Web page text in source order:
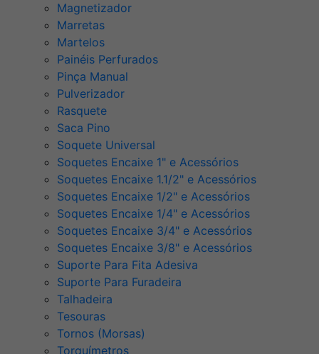
Magnetizador
Marretas
Martelos
Painéis Perfurados
Pinça Manual
Pulverizador
Rasquete
Saca Pino
Soquete Universal
Soquetes Encaixe 1" e Acessórios
Soquetes Encaixe 1.1/2" e Acessórios
Soquetes Encaixe 1/2" e Acessórios
Soquetes Encaixe 1/4" e Acessórios
Soquetes Encaixe 3/4" e Acessórios
Soquetes Encaixe 3/8" e Acessórios
Suporte Para Fita Adesiva
Suporte Para Furadeira
Talhadeira
Tesouras
Tornos (Morsas)
Torquímetros